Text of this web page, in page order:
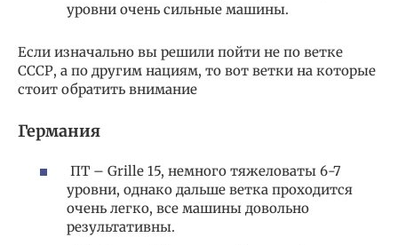
уровни очень сильные машины.
Если изначально вы решили пойти не по ветке
СССР, а по другим нациям, то вот ветки на которые
стоит обратить внимание
Германия
ПТ – Grille 15, немного тяжеловаты 6-7
уровни, однако дальше ветка проходится
очень легко, все машины довольно
результативны.